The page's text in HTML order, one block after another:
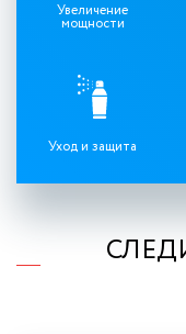
Увеличение
мощности
Уход и защита